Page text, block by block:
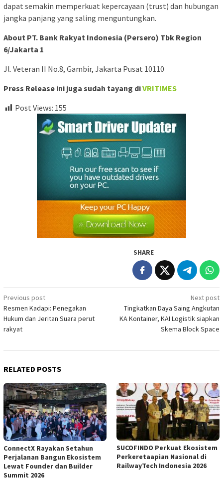
dapat semakin memperkuat kepercayaan (trust) dan hubungan
jangka panjang yang saling menguntungkan.
About PT. Bank Rakyat Indonesia (Persero) Tbk Region
6/Jakarta 1
Jl. Veteran II No.8, Gambir, Jakarta Pusat 10110
Press Release ini juga sudah tayang diVRITIMES
Post Views: 155
SHARE
Post
navigation
Previous post
Resmen Kadapi: Penegakan
Hukum dan Jeritan Suara perut
rakyat
Next post
Tingkatkan Daya Saing Angkutan
KA Kontainer, KAI Logistik siapkan
Skema Block Space
RELATED POSTS
ConnectX Rayakan Setahun
Perjalanan Bangun Ekosistem
Lewat Founder dan Builder
Summit 2026
SUCOFINDO Perkuat Ekosistem
Perkeretaapian Nasional di
RailwayTech Indonesia 2026